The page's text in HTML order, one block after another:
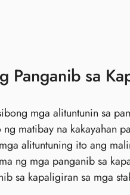
Panganib sa
mga alituntunin sa
matibay na kakayahan
alituntuning ito ang
ng mga panganib sa
sa kapaligiran sa mga